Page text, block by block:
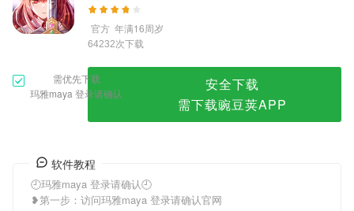
官方 年满16周岁
64232次下载
需优先下载
玛雅maya 登录请确认
安全下载
需下载豌豆荚APP
软件教程
🕘玛雅maya 登录请确认🕘
❥第一步：访问玛雅maya 登录请确认官网